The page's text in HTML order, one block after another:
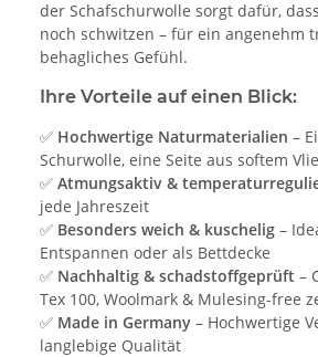
der Schafschurwolle sorgt dafür,
noch schwitzen – für ein angenehm
behagliches Gefühl.
Ihre Vorteile auf einen Blick:
✅ Hochwertige Naturmaterialien –
Schurwolle, eine Seite aus softem
✅ Atmungsaktiv &
jede Jahreszeit
✅ Besonders weich & kuschelig –
Entspannen oder als Bettdecke
✅ Nachhaltig & schadstoffgeprüft –
Tex 100, Woolmark & Mulesing-free
✅ Made in Germany – Hochwertige
langlebige Qualität